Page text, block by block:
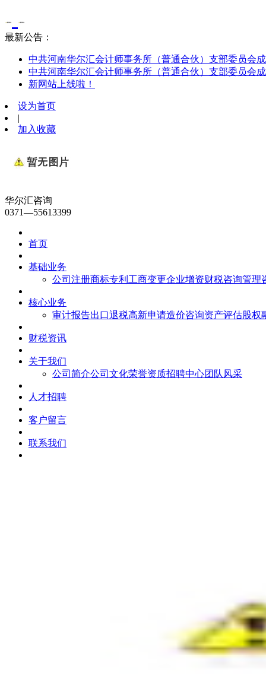
最新公告：
中共河南华尔汇会计师事务所（普通合伙）支部委员会
中共河南华尔汇会计师事务所（普通合伙）支部委员会
新网站上线啦！
设为首页
|
加入收藏
华尔汇咨询
0371—55613399
首页
基础业务
公司注册商标专利 工商变更企业增资财税咨询管理
核心业务
审计报告出口退税高新申请造价咨询资产评估股权
财税资讯
关于我们
公司简介公司文化荣誉资质招聘中心团队风采
人才招聘
客户留言
联系我们